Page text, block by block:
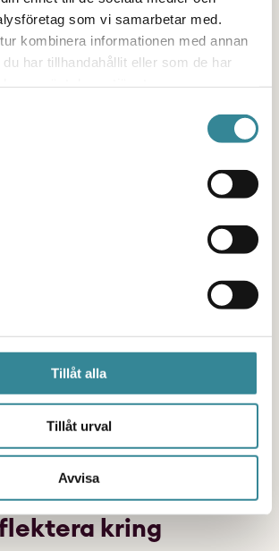
som vi samarbetar med.
kombinera informationen med annan
har tillhandahållit eller som de har
Tillåt alla
Tillåt urval
Avvisa
och skriv ut.
utbildningsmaterial
för ridläger PDF
- digital
frågorna nedan
kring